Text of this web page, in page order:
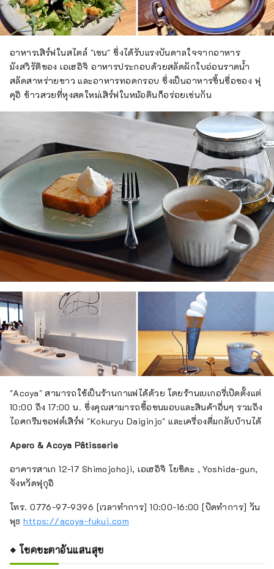
อาหารเสิร์ฟในสไตล์ "เซน" ซึ่งได้รับแรงบันดาลใจจากอาหาร
มังสวิรัติของ เอเฮอิจิ อาหารประกอบด้วยสลัดผักใบอ่อนราดน้ำ
สลัดสาหร่ายขาว และอาหารทอดกรอบ ซึ่งเป็นอาหารขึ้นชื่อของ ฟุ
คุอิ ข้าวสวยที่หุงสดใหม่เสิร์ฟในหม้อดินก็อร่อยเช่นกัน
"Acoya" สามารถใช้เป็นร้านกาแฟได้ด้วย โดยร้านเบเกอรี่เปิดตั้งแต่
10:00 ถึง 17:00 น. ซึ่งคุณสามารถซื้อขนมอบและสินค้าอื่นๆ รวมถึง
ไอศกรีมซอฟต์เสิร์ฟ "Kokuryu Daiginjo" และเครื่องดื่มกลับบ้านได้
Apero & Acoya Pâtisserie
อาคารสาเก 12-17 Shimojohoji, เอเฮอิจิ โยชิดะ , Yoshida-gun,
จังหวัดฟุกุอิ
โทร. 0776-97-9396 [เวลาทำการ] 10:00-16:00 [ปิดทำการ] วัน
พุธhttps://acoya-fukui.com
◆ โชคชะตาอันแสนสุข